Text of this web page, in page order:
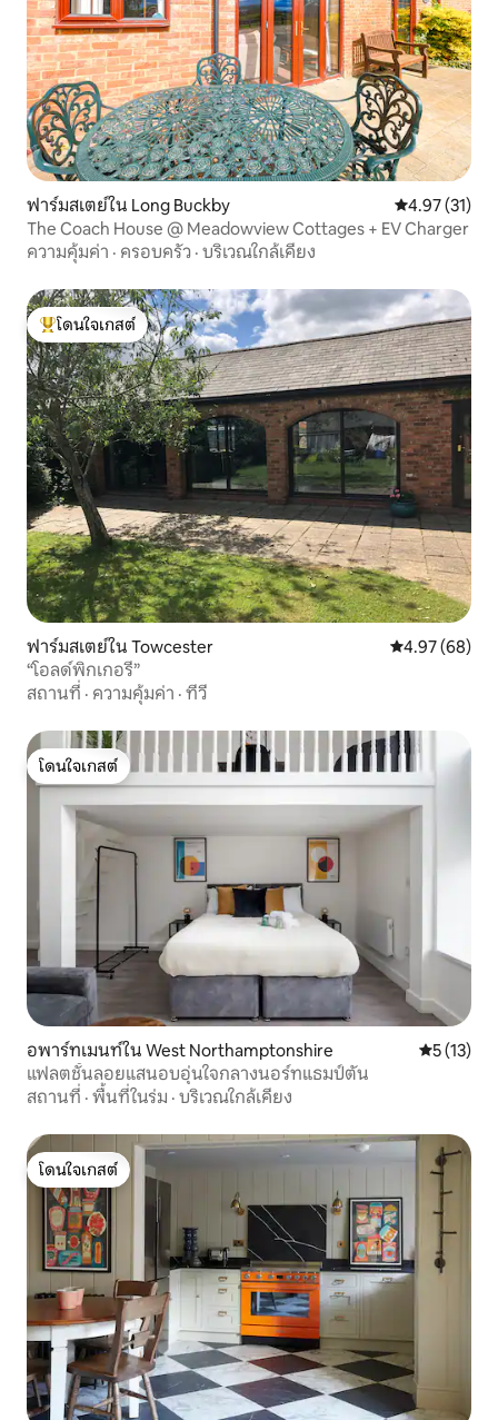
ฟาร์มสเตย์ใน Long Buckby คะแนนเฉลี่ย
4.97 (31)
The Coach House @ Meadowview Cottages + EV Charger
ความคุ้มค่า · ครอบครัว · บริเวณใกล้เคียง
โดนใจเกสต์ที่สุด
โดนใจเกสต์
ฟาร์มสเตย์ใน Towcester คะแนนเฉลี่ย
4.97 (68)
“โอลด์พิกเกอรี่”
สถานที่ · ความคุ้มค่า · ทีวี
โดนใจเกสต์
โดนใจเกสต์
อพาร์ทเมนท์ใน West Northamptonshire คะแนนเฉลี่
5 (13)
แฟลตชั้นลอยแสนอบอุ่นใจกลางนอร์ทแธมป์ตัน
สถานที่ · พื้นที่ในร่ม · บริเวณใกล้เคียง
โดนใจเกสต์
โดนใจเกสต์